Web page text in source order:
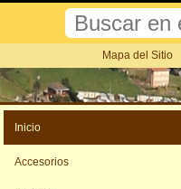
Buscar
Mapa del Sitio
Inicio
Accesorios